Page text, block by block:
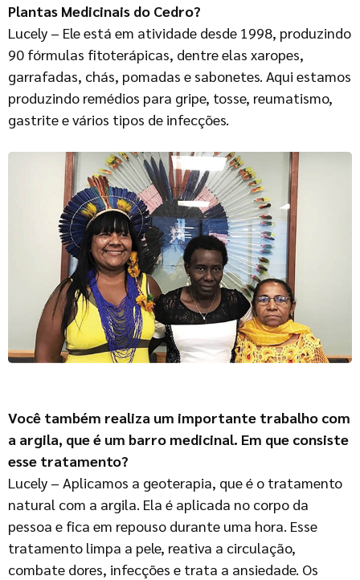
Plantas Medicinais do Cedro?
Lucely – Ele está em atividade desde 1998, produzindo
90 fórmulas fitoterápicas, dentre elas xaropes,
garrafadas, chás, pomadas e sabonetes. Aqui estamos
produzindo remédios para gripe, tosse, reumatismo,
gastrite e vários tipos de infecções.
Você também realiza um importante trabalho com
a argila, que é um barro medicinal. Em que consiste
esse tratamento?
Lucely – Aplicamos a geoterapia, que é o tratamento
natural com a argila. Ela é aplicada no corpo da
pessoa e fica em repouso durante uma hora. Esse
tratamento limpa a pele, reativa a circulação,
combate dores, infecções e trata a ansiedade. Os